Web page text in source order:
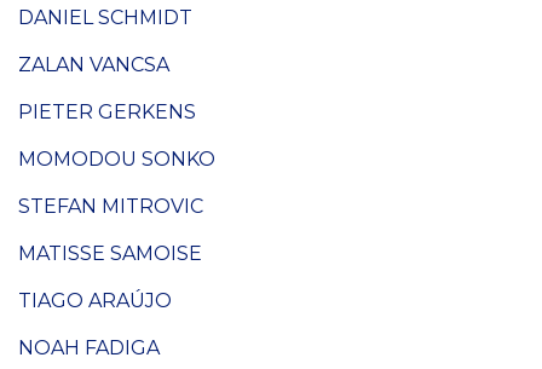
DANIEL SCHMIDT
ZALAN VANCSA
PIETER GERKENS
MOMODOU SONKO
STEFAN MITROVIC
MATISSE SAMOISE
TIAGO ARAÚJO
NOAH FADIGA